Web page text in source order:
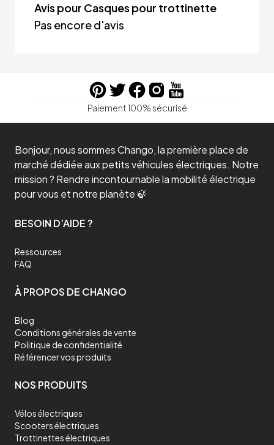
Avis pour Casques pour trottinette
Pas encore d'avis
Paiement 100% sécurisé
Bonjour, nous sommes Chango, la première place de
marché dédiée aux petits véhicules électriques. Notre
mission ? Rendre incontournable la mobilité électrique
pour vous et notre planète 🍃
BESOIN D’AIDE ?
Ressources
FAQ
À PROPOS DE CHANGO
Blog
Conditions générales de vente
Politique de confidentialité
Référencer vos produits
NOS PRODUITS
Vélos électriques
Scooters électriques
Trottinettes électriques